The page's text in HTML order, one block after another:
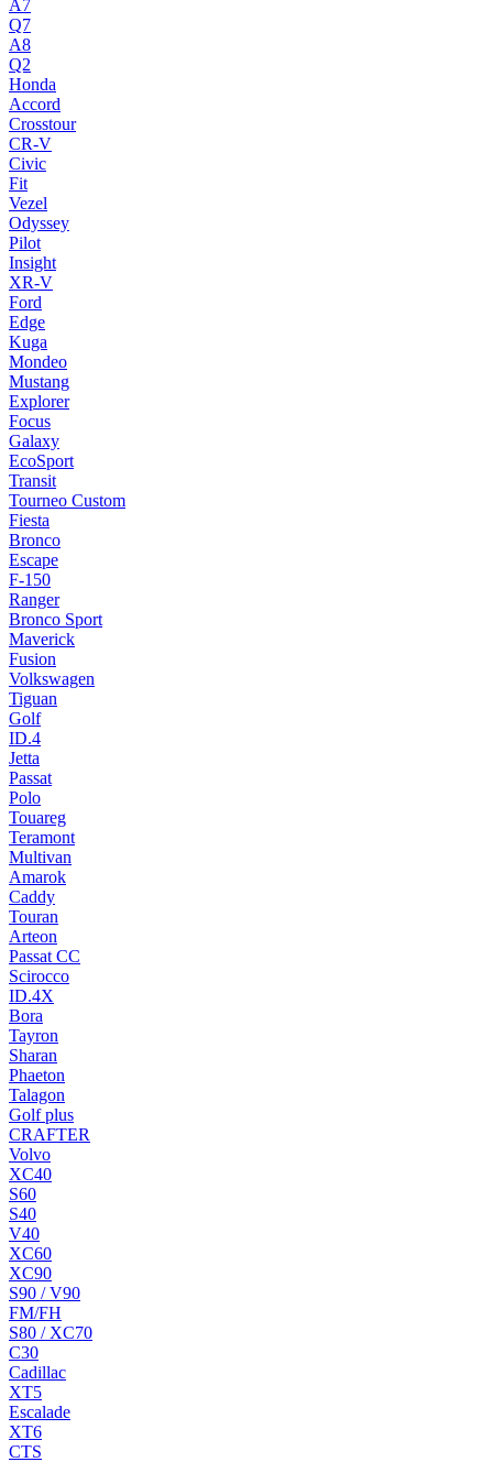
A7
Q7
A8
Q2
Honda
Accord
Crosstour
CR-V
Civic
Fit
Vezel
Odyssey
Pilot
Insight
XR-V
Ford
Edge
Kuga
Mondeo
Mustang
Explorer
Focus
Galaxy
EcoSport
Transit
Tourneo Custom
Fiesta
Bronco
Escape
F-150
Ranger
Bronco Sport
Maverick
Fusion
Volkswagen
Tiguan
Golf
ID.4
Jetta
Passat
Polo
Touareg
Teramont
Multivan
Amarok
Caddy
Touran
Arteon
Passat CC
Scirocco
ID.4X
Bora
Tayron
Sharan
Phaeton
Talagon
Golf plus
CRAFTER
Volvo
XC40
S60
S40
V40
XC60
XC90
S90 / V90
FM/FH
S80 / XC70
C30
Cadillac
XT5
Escalade
XT6
CTS